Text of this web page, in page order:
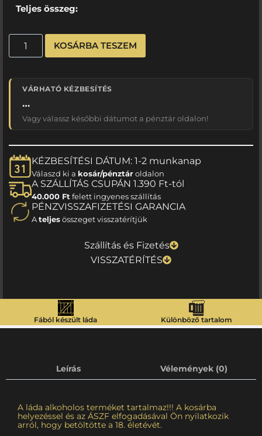
Teljes összeg:
KOSÁRBA TESZEM
VÁRHATÓ KÉZBESÍTÉS
…
Vagy válassz későbbi dátumot a pénztár oldalon!
KÉZBESÍTÉSI DÁTUM: 1-2 munkanap
Válaszd ki a kosár/pénztároldalon
A SZÁLLÍTÁS CSUPÁN 1.390 Ft-tól
40.000 Ft felett ingyenes szállítás
PÉNZVISSZAFIZETÉSI GARANCIA
Ateljesösszeget visszatérítjük
Szállítás és Fizetés
VISSZATÉRÍTÉS
Fából készült láda Különböző tartalom
Leírás Vélemények (0)
A láda alkoholos terméket tartalmaz!!! A kosárba
helyezéssel és az ÁSZF elfogadásával Ön nyilatkozik
arról, hogy betöltötte a 18. életévét.